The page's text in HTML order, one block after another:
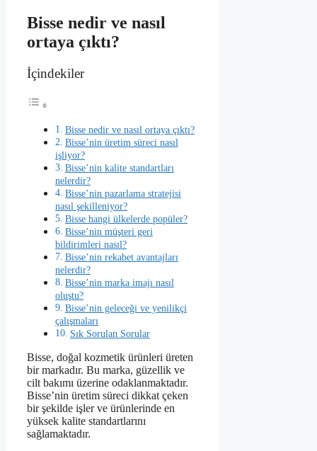
Bisse nedir ve nasıl
ortaya çıktı?
İçindekiler
Bisse nedir ve nasıl ortaya çıktı?
Bisse’nin üretim süreci nasıl
işliyor?
Bisse’nin kalite standartları
nelerdir?
Bisse’nin pazarlama stratejisi
nasıl şekilleniyor?
Bisse hangi ülkelerde popüler?
Bisse’nin müşteri geri
bildirimleri nasıl?
Bisse’nin rekabet avantajları
nelerdir?
Bisse’nin marka imajı nasıl
oluştu?
Bisse’nin geleceği ve yenilikçi
çalışmaları
Sık Sorulan Sorular
Bisse, doğal kozmetik ürünleri üreten
bir markadır. Bu marka, güzellik ve
cilt bakımı üzerine odaklanmaktadır.
Bisse’nin üretim süreci dikkat çeken
bir şekilde işler ve ürünlerinde en
yüksek kalite standartlarını
sağlamaktadır.